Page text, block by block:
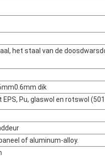
het staal van de
dik
Pu, glaswol en rotswol
of aluminum-alloy.